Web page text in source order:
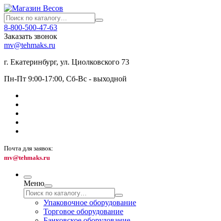
8-800-500-47-63
Заказать звонок
mv@tehmaks.ru
г. Екатеринбург, ул. Циолковского 73
Пн-Пт 9:00-17:00, Сб-Вс - выходной
Почта для заявок:
mv@tehmaks.ru
Меню
Упаковочное оборудование
Торговое оборудование